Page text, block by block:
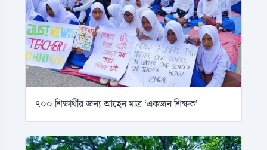
৭০০ শিক্ষার্থীর জন্য আছেন মাত্র ‘একজন শিক্ষক’